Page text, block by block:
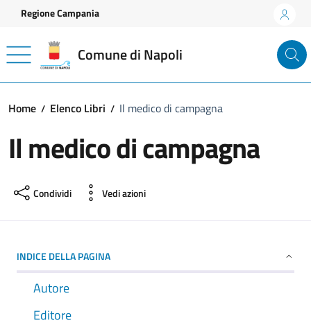
Vai ai contenuti
Vai al footer
Regione Campania
Comune di Napoli
Home Elenco Libri Il medico di campagna
Il medico di campagna
Condividi Vedi azioni
INDICE DELLA PAGINA
Autore
Editore